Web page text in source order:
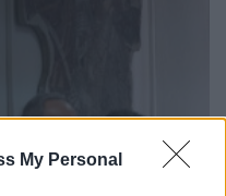
My Personal